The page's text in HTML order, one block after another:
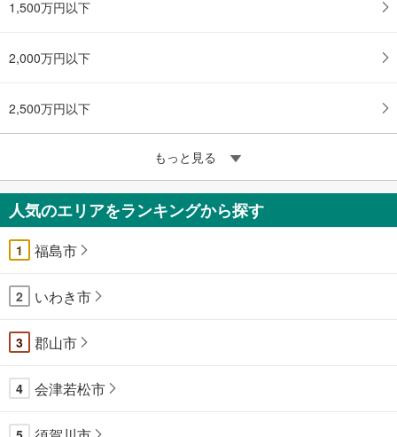
1,500万円以下
2,000万円以下
2,500万円以下
もっと見る
人気のエリアをランキングから探す
1 福島市
2 いわき市
3 郡山市
4 会津若松市